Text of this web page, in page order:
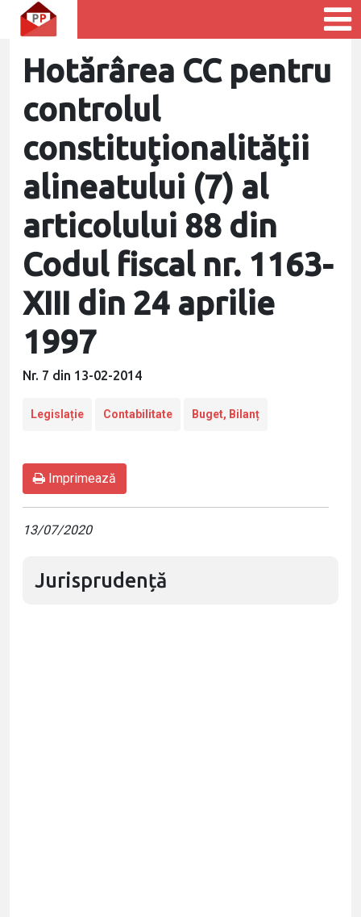
Hotărârea CC pentru
controlul
constituţionalităţii
alineatului (7) al
articolului 88 din
Codul fiscal nr. 1163-
XIII din 24 aprilie
1997
Nr. 7 din 13-02-2014
Legislație Contabilitate Buget, Bilanț
Imprimează
13/07/2020
Jurisprudență